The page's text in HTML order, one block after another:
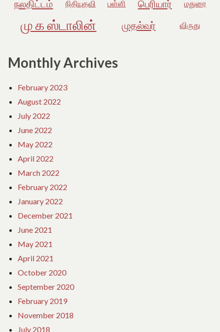
நலதிட்டம்
நிதியுதவி பள்ளி பெரியார் மதுரை
மு க ஸ்டாலின் முதல்வர் விருது
Monthly Archives
February 2023
August 2022
July 2022
June 2022
May 2022
April 2022
March 2022
February 2022
January 2022
December 2021
June 2021
May 2021
April 2021
October 2020
September 2020
February 2019
November 2018
July 2018